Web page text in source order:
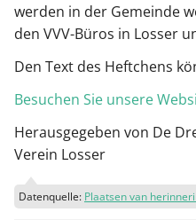
werden in der Gemeinde
den VVV-Büros in Losser
Den Text des Heftchens
Besuchen Sie unsere
Herausgegeben von De
Verein Losser
Datenquelle: Plaatsen van